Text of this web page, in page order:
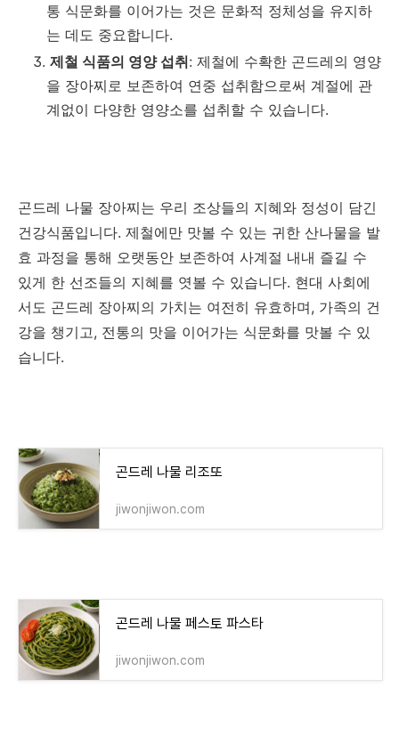
통 식문화를 이어가는 것은 문화적 정체성을 유지하
는 데도 중요합니다.
제철 식품의 영양 섭취: 제철에 수확한 곤드레의 영양
을 장아찌로 보존하여 연중 섭취함으로써 계절에 관
계없이 다양한 영양소를 섭취할 수 있습니다.
곤드레 나물 장아찌는 우리 조상들의 지혜와 정성이 담긴
건강식품입니다. 제철에만 맛볼 수 있는 귀한 산나물을 발
효 과정을 통해 오랫동안 보존하여 사계절 내내 즐길 수
있게 한 선조들의 지혜를 엿볼 수 있습니다. 현대 사회에
서도 곤드레 장아찌의 가치는 여전히 유효하며, 가족의 건
강을 챙기고, 전통의 맛을 이어가는 식문화를 맛볼 수 있
습니다.
곤드레 나물 리조또
jiwonjiwon.com
곤드레 나물 페스토 파스타
jiwonjiwon.com